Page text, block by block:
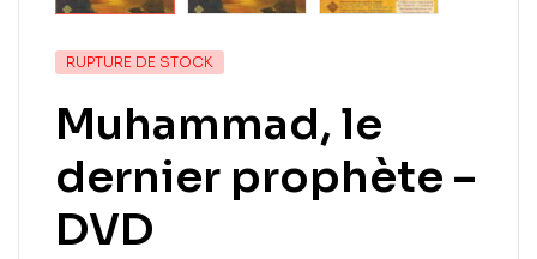
RUPTURE DE STOCK
Muhammad, le
dernier prophète –
DVD